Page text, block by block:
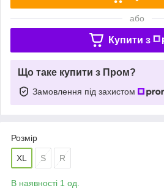
або
Купити з
Що таке купити з Пром?
Замовлення під захистом
Розмір
XL S R
В наявності 1 од.